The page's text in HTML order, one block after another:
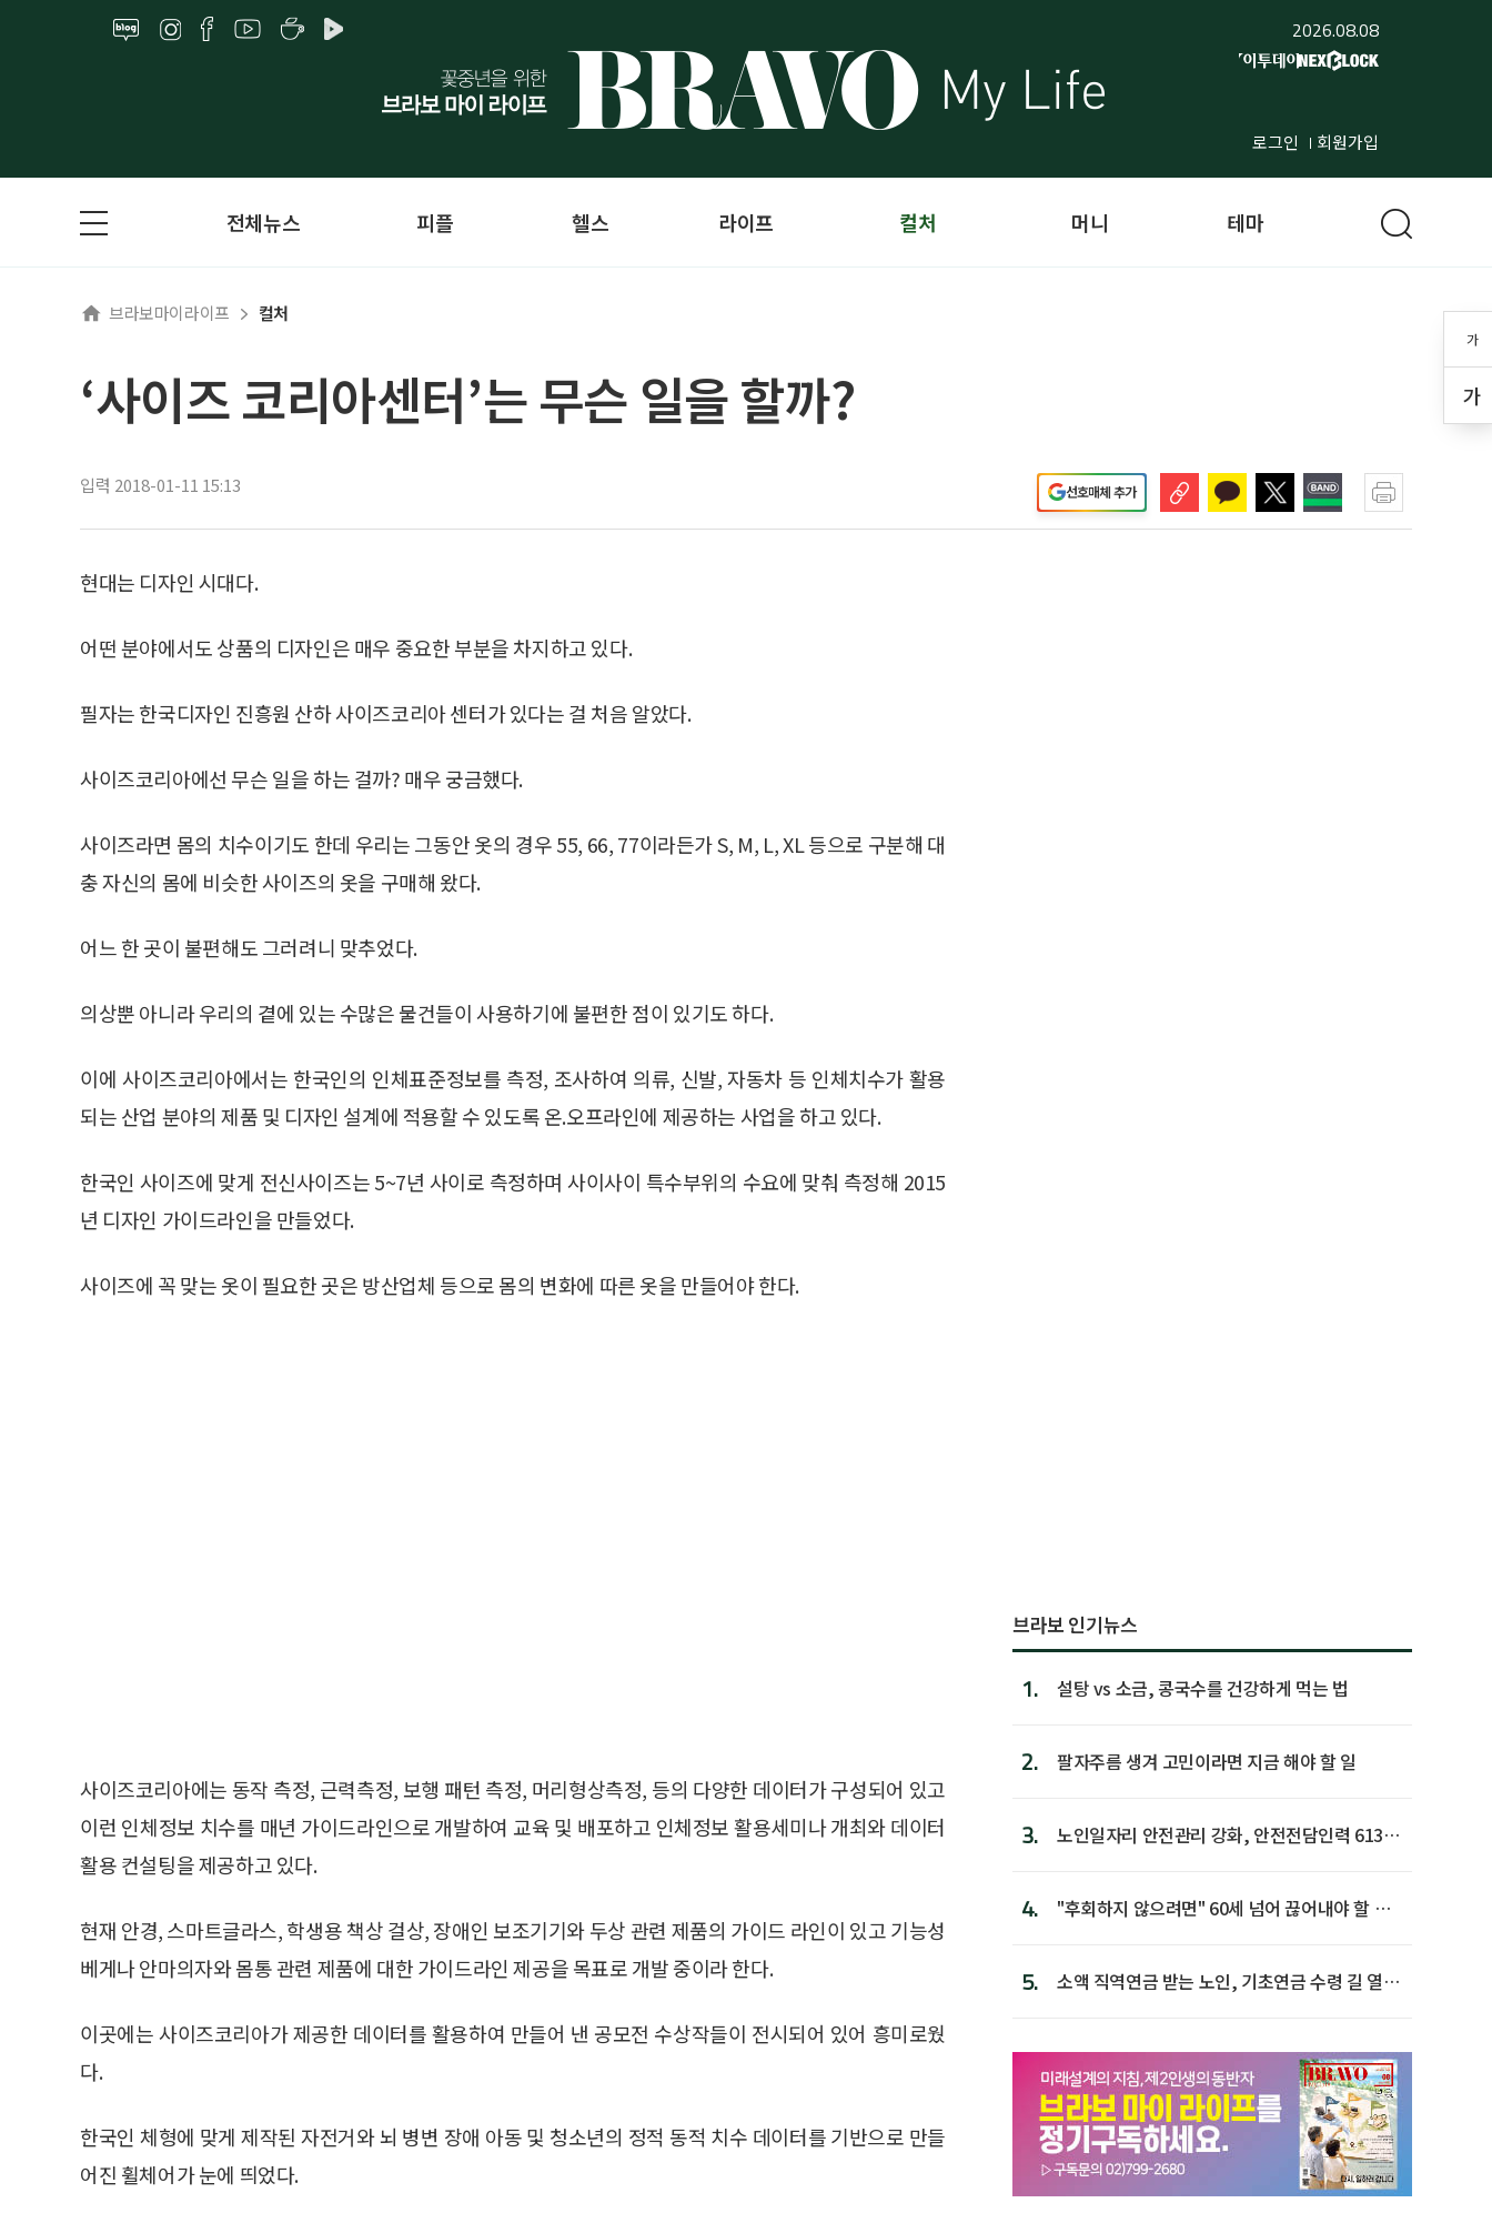
2026.08.08
로그인 회원가입
가
가
전체뉴스 피플 헬스 라이프 컬처 머니 테마
브라보마이라이프 컬처
‘사이즈 코리아센터’는 무슨 일을 할까?
입력 2018-01-11 15:13 선호매체 추가
현대는 디자인 시대다.
어떤 분야에서도 상품의 디자인은 매우 중요한 부분을 차지하고 있다.
필자는 한국디자인 진흥원 산하 사이즈코리아 센터가 있다는 걸 처음 알았다.
사이즈코리아에선 무슨 일을 하는 걸까? 매우 궁금했다.
사이즈라면 몸의 치수이기도 한데 우리는 그동안 옷의 경우 55, 66, 77이라든가 S, M, L, XL 등으로 구분해 대
충 자신의 몸에 비슷한 사이즈의 옷을 구매해 왔다.
어느 한 곳이 불편해도 그러려니 맞추었다.
의상뿐 아니라 우리의 곁에 있는 수많은 물건들이 사용하기에 불편한 점이 있기도 하다.
이에 사이즈코리아에서는 한국인의 인체표준정보를 측정, 조사하여 의류, 신발, 자동차 등 인체치수가 활용
되는 산업 분야의 제품 및 디자인 설계에 적용할 수 있도록 온.오프라인에 제공하는 사업을 하고 있다.
한국인 사이즈에 맞게 전신사이즈는 5~7년 사이로 측정하며 사이사이 특수부위의 수요에 맞춰 측정해 2015
년 디자인 가이드라인을 만들었다.
사이즈에 꼭 맞는 옷이 필요한 곳은 방산업체 등으로 몸의 변화에 따른 옷을 만들어야 한다.
사이즈코리아에는 동작 측정, 근력측정, 보행 패턴 측정, 머리형상측정, 등의 다양한 데이터가 구성되어 있고
이런 인체정보 치수를 매년 가이드라인으로 개발하여 교육 및 배포하고 인체정보 활용세미나 개최와 데이터
활용 컨설팅을 제공하고 있다.
현재 안경, 스마트글라스, 학생용 책상 걸상, 장애인 보조기기와 두상 관련 제품의 가이드 라인이 있고 기능성
베게나 안마의자와 몸통 관련 제품에 대한 가이드라인 제공을 목표로 개발 중이라 한다.
이곳에는 사이즈코리아가 제공한 데이터를 활용하여 만들어 낸 공모전 수상작들이 전시되어 있어 흥미로웠
다.
한국인 체형에 맞게 제작된 자전거와 뇌 병변 장애 아동 및 청소년의 정적 동적 치수 데이터를 기반으로 만들
어진 휠체어가 눈에 띄었다.
브라보 인기뉴스
1. 설탕 vs 소금, 콩국수를 건강하게 먹는 법
2. 팔자주름 생겨 고민이라면 지금 해야 할 일
3.
노인일자리 안전관리 강화, 안전전담인력 613명
4.
"후회하지 않으려면" 60세 넘어 끊어내야 할 사
5.
소액 직역연금 받는 노인, 기초연금 수령 길 열린